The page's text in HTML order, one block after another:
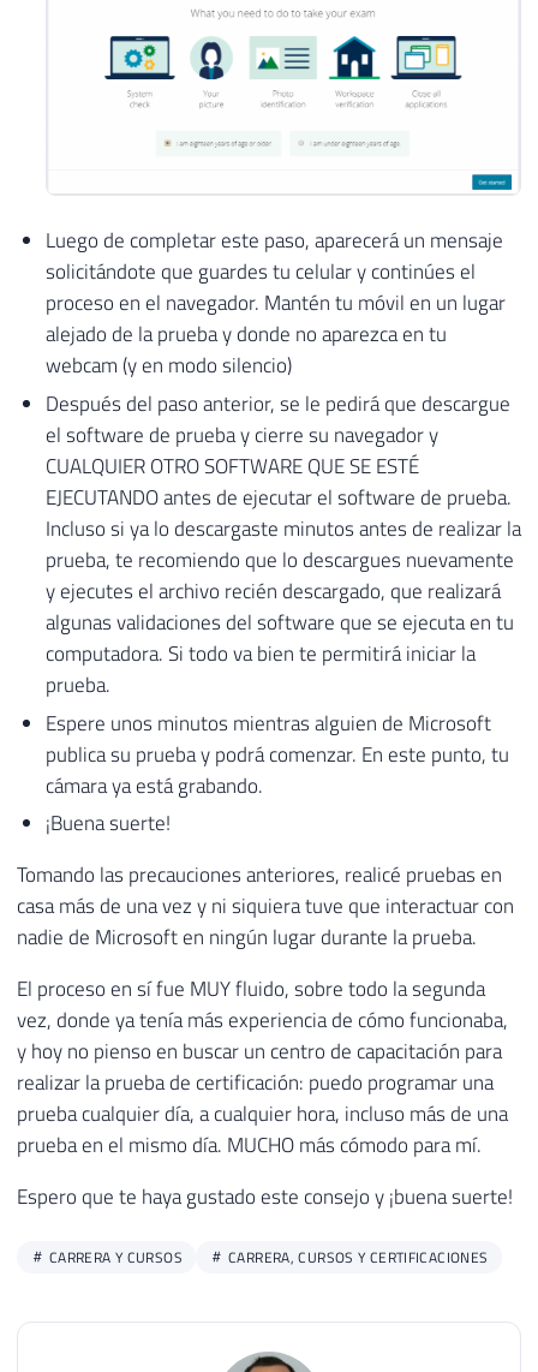
Luego de completar este paso, aparecerá un mensaje
solicitándote que guardes tu celular y continúes el
proceso en el navegador. Mantén tu móvil en un lugar
alejado de la prueba y donde no aparezca en tu
webcam (y en modo silencio)
Después del paso anterior, se le pedirá que descargue
el software de prueba y cierre su navegador y
CUALQUIER OTRO SOFTWARE QUE SE ESTÉ
EJECUTANDO antes de ejecutar el software de prueba.
Incluso si ya lo descargaste minutos antes de realizar la
prueba, te recomiendo que lo descargues nuevamente
y ejecutes el archivo recién descargado, que realizará
algunas validaciones del software que se ejecuta en tu
computadora. Si todo va bien te permitirá iniciar la
prueba.
Espere unos minutos mientras alguien de Microsoft
publica su prueba y podrá comenzar. En este punto, tu
cámara ya está grabando.
¡Buena suerte!
Tomando las precauciones anteriores, realicé pruebas en
casa más de una vez y ni siquiera tuve que interactuar con
nadie de Microsoft en ningún lugar durante la prueba.
El proceso en sí fue MUY fluido, sobre todo la segunda
vez, donde ya tenía más experiencia de cómo funcionaba,
y hoy no pienso en buscar un centro de capacitación para
realizar la prueba de certificación: puedo programar una
prueba cualquier día, a cualquier hora, incluso más de una
prueba en el mismo día. MUCHO más cómodo para mí.
Espero que te haya gustado este consejo y ¡buena suerte!
CARRERA Y CURSOS CARRERA, CURSOS Y CERTIFICACIONES